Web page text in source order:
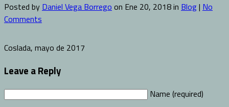
Posted by Daniel Vega Borrego on Ene 20, 2018 in Blog| No
Comments
Coslada, mayo de 2017
Leave a Reply
Name (required)